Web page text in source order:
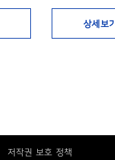
상세보
저작권 보호 정책